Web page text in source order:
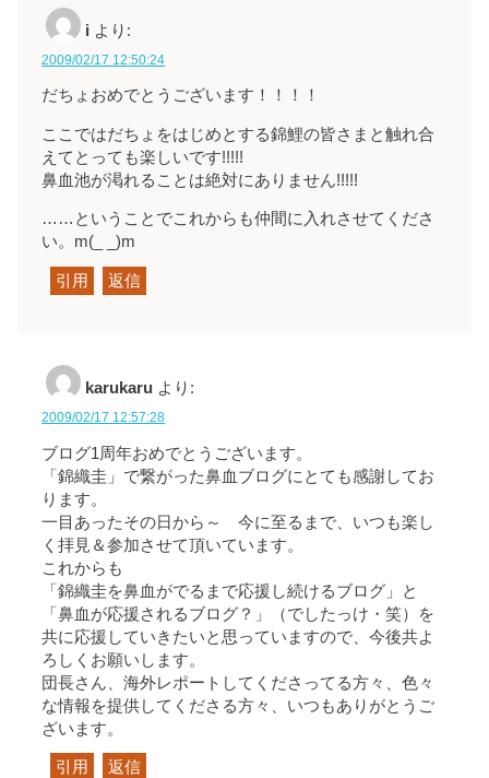
i より:
2009/02/17 12:50:24
だちょおめでとうございます！！！！
ここではだちょをはじめとする錦鯉の皆さまと触れ合
えてとっても楽しいです!!!!!
鼻血池が渇れることは絶対にありません!!!!!
……ということでこれからも仲間に入れさせてくださ
い。m(_ _)m
引用 返信
karukaru より:
2009/02/17 12:57:28
ブログ1周年おめでとうございます。
「錦織圭」で繋がった鼻血ブログにとても感謝してお
ります。
一目あったその日から～ 今に至るまで、いつも楽し
く拝見＆参加させて頂いています。
これからも
「錦織圭を鼻血がでるまで応援し続けるブログ」と
「鼻血が応援されるブログ？」（でしたっけ・笑）を
共に応援していきたいと思っていますので、今後共よ
ろしくお願いします。
団長さん、海外レポートしてくださってる方々、色々
な情報を提供してくださる方々、いつもありがとうご
ざいます。
引用 返信